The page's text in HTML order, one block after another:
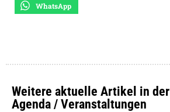
WhatsApp
Weitere aktuelle Artikel in
Agenda / Veranstaltungen